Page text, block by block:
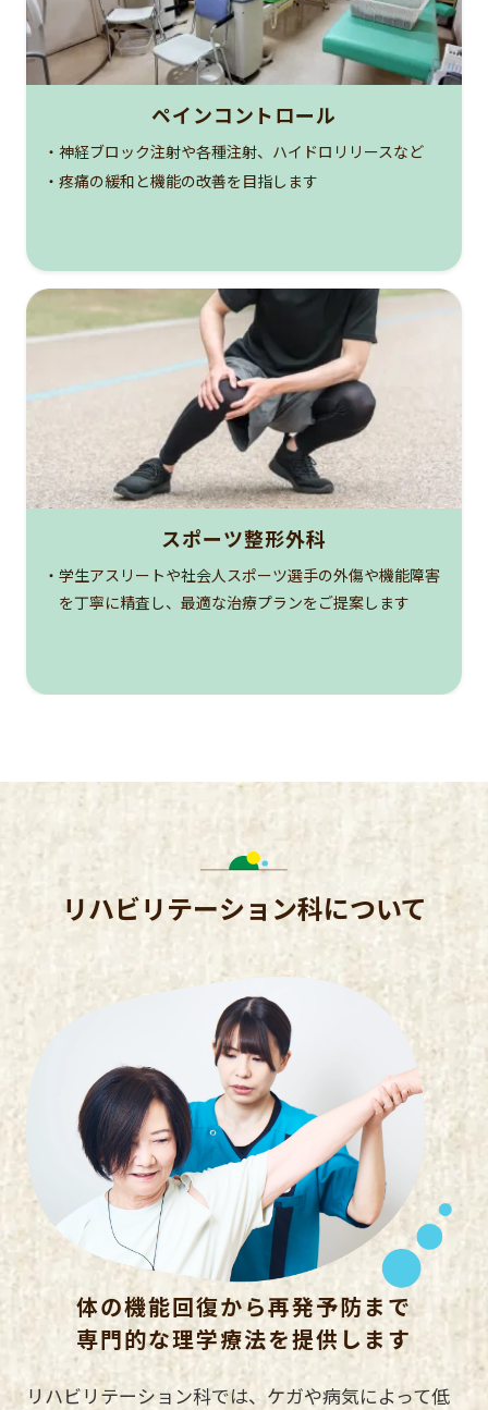
ペインコントロール
・神経ブロック注射や各種注射、ハイドロリリースなど
・疼痛の緩和と機能の改善を目指します
スポーツ整形外科
・学生アスリートや社会人スポーツ選手の外傷や機能障害
を丁寧に精査し、最適な治療プランをご提案します
リハビリテーション科について
体の機能回復から再発予防まで
専門的な理学療法を提供します
リハビリテーション科では、ケガや病気によって低